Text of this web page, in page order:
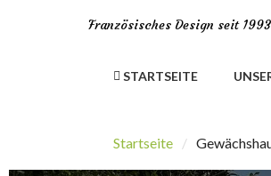
Französisches Design seit 1993
STARTSEITE
Startseite